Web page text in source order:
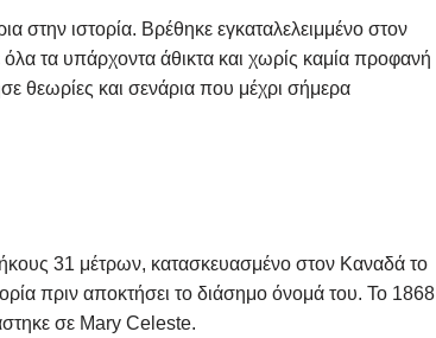
στην ιστορία. Βρέθηκε εγκαταλελειμμένο στον
τα υπάρχοντα άθικτα και χωρίς καμία προφανή
θεωρίες και σενάρια που μέχρι σήμερα
31 μέτρων, κατασκευασμένο στον Καναδά το
πριν αποκτήσει το διάσημο όνομά του. Το 1868
σε Mary Celeste.